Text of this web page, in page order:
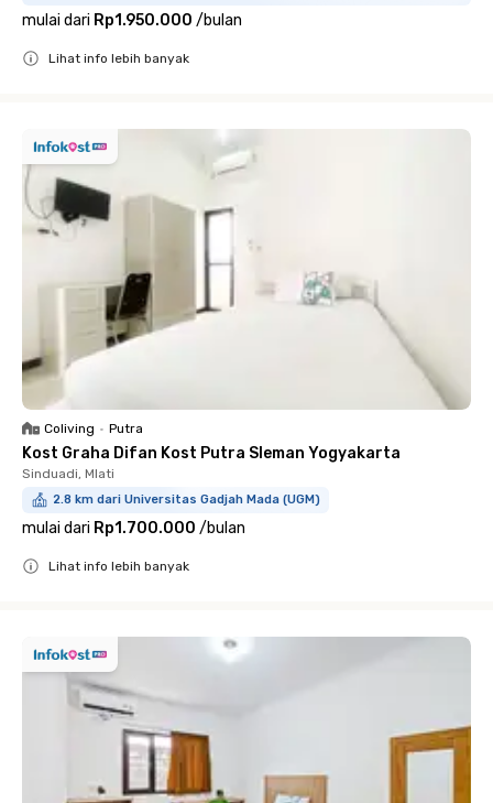
mulai dari Rp1.950.000 /bulan
Lihat info lebih banyak
Coliving • Putra
Kost Graha Difan Kost Putra Sleman Yogyakarta
Sinduadi, Mlati
2.8 km dari Universitas Gadjah Mada (UGM)
mulai dari Rp1.700.000 /bulan
Lihat info lebih banyak